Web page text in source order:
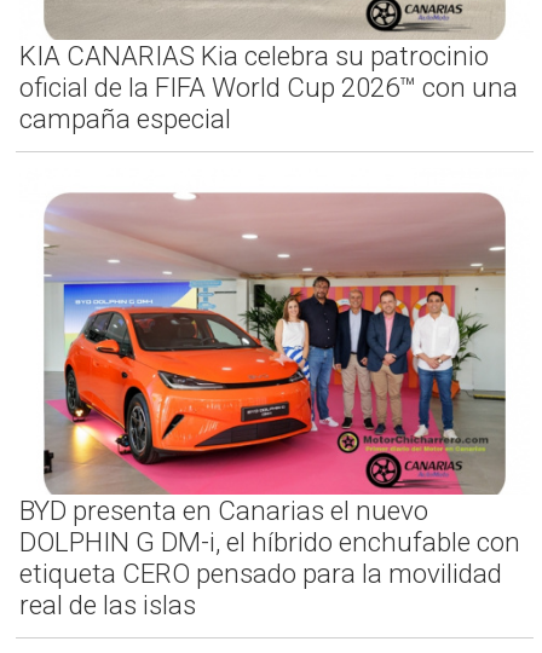
KIA CANARIAS Kia celebra su patrocinio
oficial de la FIFA World Cup 2026™ con una
campaña especial
BYD presenta en Canarias el nuevo
DOLPHIN G DM-i, el híbrido enchufable con
etiqueta CERO pensado para la movilidad
real de las islas